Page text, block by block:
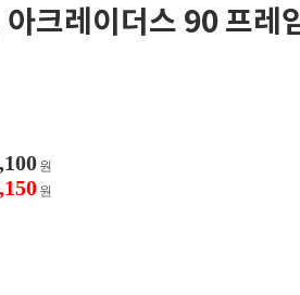
아크레이더스 90 프레
원
원